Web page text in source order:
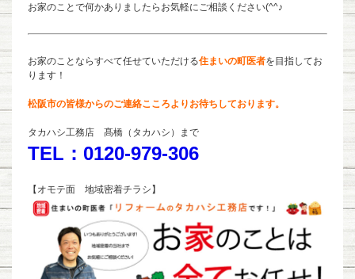
お家のことで何かありましたらお気軽にご相談ください(^^♪
お家のことならすべて任せていただける住まいの町医者を目指してお
ります！
松阪市の皆様からのご連絡こころよりお待ちしております。
タカハシ工務店 髙橋（タカハシ）まで
TEL：0120-979-306
【オモテ面 地域密着チラシ】